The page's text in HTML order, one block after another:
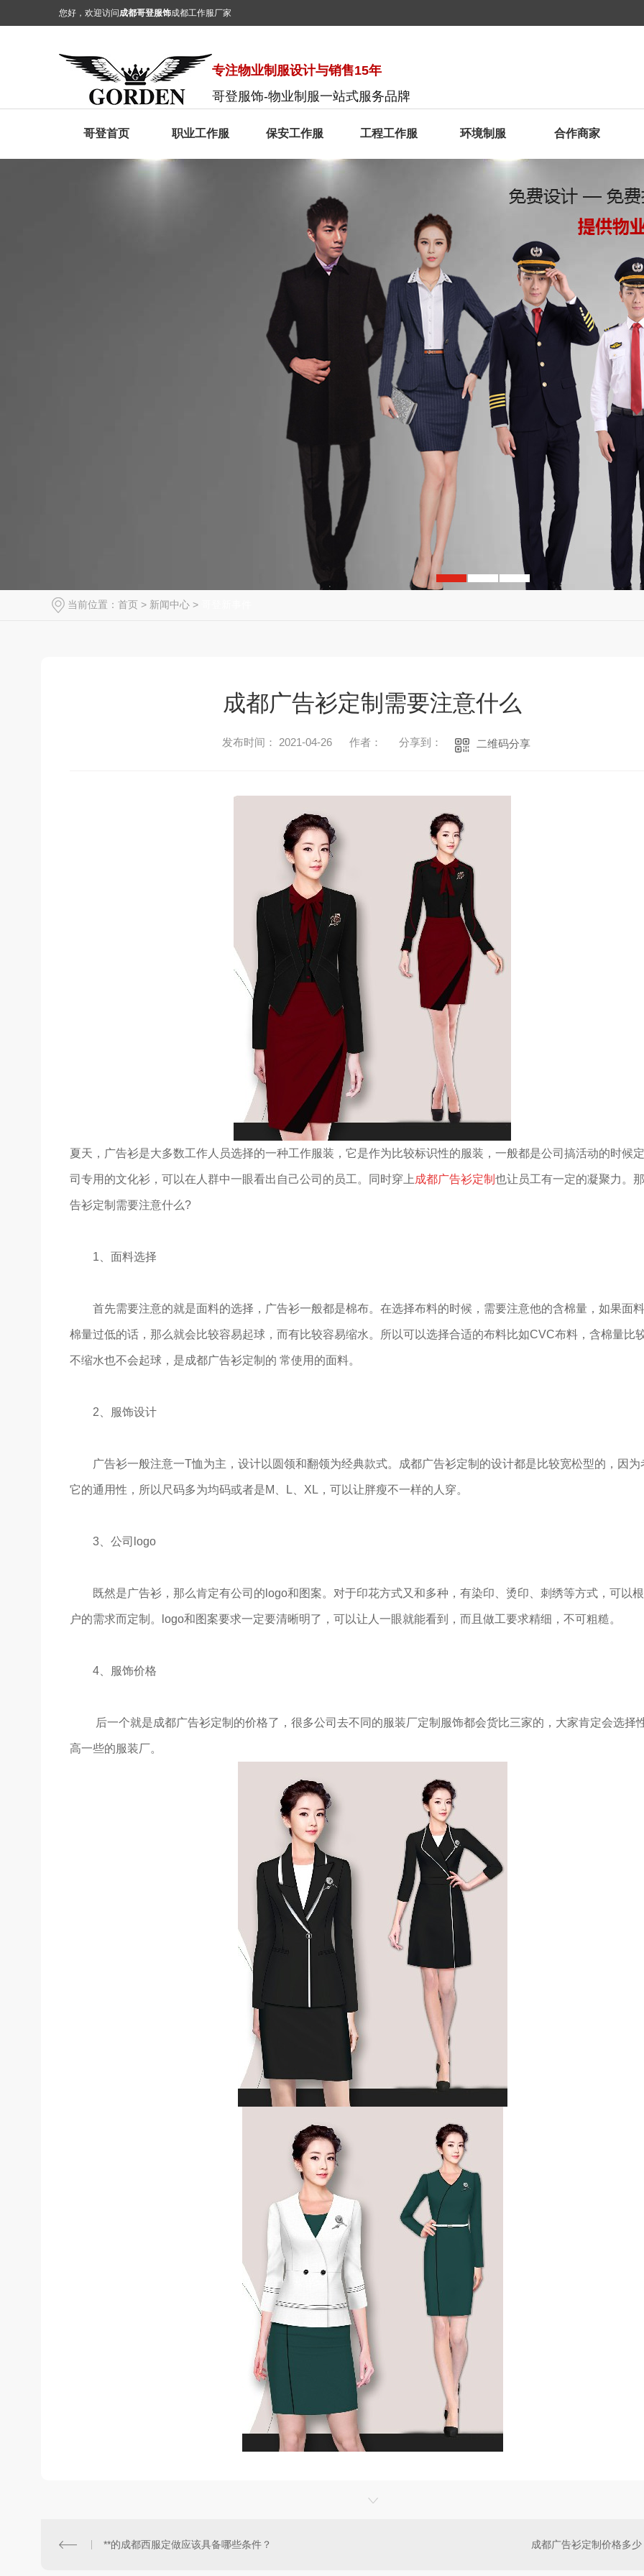
您好，欢迎访问成都哥登服饰成都工作服厂家
专注物业制服设计与销售15年
哥登服饰-物业制服一站式服务品牌
哥登首页 职业工作服 保安工作服 工程工作服 环境制服 合作商家
2
当前位置： 首页 > 新闻中心 >
成都广告衫定制需要注意什么
发布时间： 2021-04-26 作者： 分享到： 二维码分享
夏天，广告衫是大多数工作人员选择的一种工作服装，它是作为比较标识性的服装，一般都是公司搞活动的时候
司专用的文化衫，可以在人群中一眼看出自己公司的员工。同时穿上 成都广告衫定制 也让员工有一定的凝聚力。
告衫定制需要注意什么?
1、面料选择
首先需要注意的就是面料的选择，广告衫一般都是棉布。在选择布料的时候，需要注意他的含棉量，如果面
棉量过低的话，那么就会比较容易起球，而有比较容易缩水。所以可以选择合适的布料比如CVC布料，含棉量比
不缩水也不会起球，是成都广告衫定制的 常使用的面料。
2、服饰设计
广告衫一般注意一T恤为主，设计以圆领和翻领为经典款式。成都广告衫定制的设计都是比较宽松型的，因为
它的通用性，所以尺码多为均码或者是M、L、XL，可以让胖瘦不一样的人穿。
3、公司logo
既然是广告衫，那么肯定有公司的logo和图案。对于印花方式又和多种，有染印、烫印、刺绣等方式，可以
户的需求而定制。logo和图案要求一定要清晰明了，可以让人一眼就能看到，而且做工要求精细，不可粗糙。
4、服饰价格
后一个就是成都广告衫定制的价格了，很多公司去不同的服装厂定制服饰都会货比三家的，大家肯定会选择
高一些的服装厂。
**的成都西服定做应该具备哪些条件？ 成都广告衫定制价格多少